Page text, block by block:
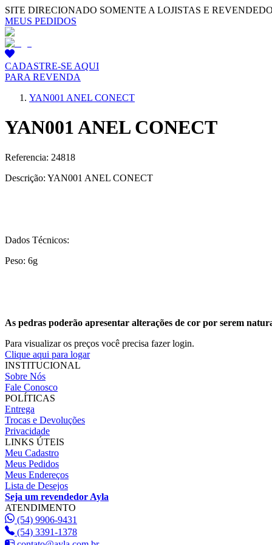
SITE DIRECIONADO SOMENTE A LOJISTAS E
MEUS PEDIDOS
CADASTRE-SE AQUI
PARA REVENDA
YAN001 ANEL CONECT
YAN001 ANEL CONECT
Referencia: 24818
Descrição: YAN001 ANEL CONECT
Dados Técnicos:
Peso: 6g
As pedras poderão apresentar alterações de cor por serem
Para visualizar os preços você precisa fazer login.
Clique aqui para logar
INSTITUCIONAL
Sobre Nós
Fale Conosco
POLÍTICAS
Entrega
Trocas e Devoluções
Privacidade
LINKS ÚTEIS
Meu Cadastro
Meus Pedidos
Meus Endereços
Lista de Desejos
Seja um revendedor Ayla
ATENDIMENTO
(54) 9906-9431
(54) 3391-1378